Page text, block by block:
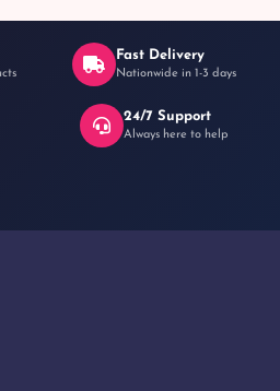
Fast Delivery
Nationwide in 1-3 days
24/7 Support
Always here to help